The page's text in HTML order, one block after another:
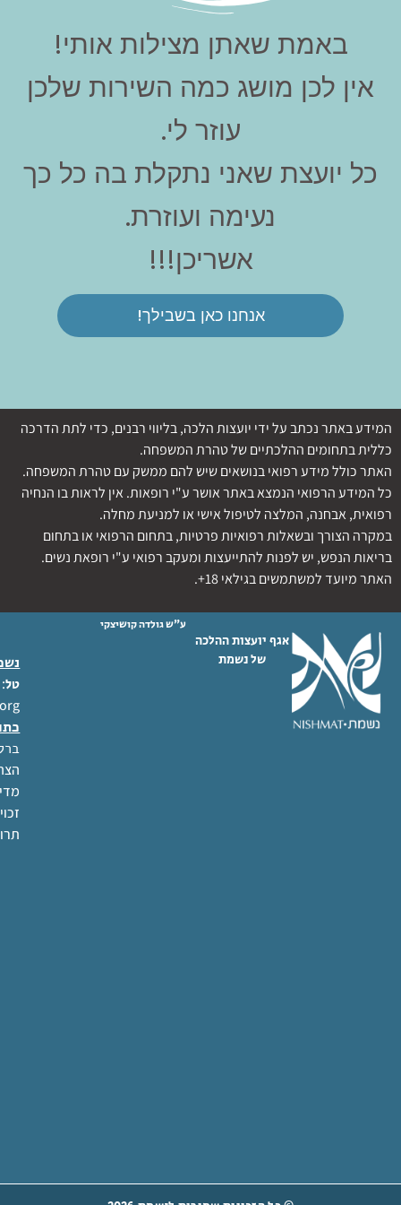
באמת שאתן מצילות אותי!
אין לכן מושג כמה השירות שלכן
עוזר לי.
כל יועצת שאני נתקלת בה כל כך
נעימה ועוזרת.
אשריכן!!!
אנחנו כאן בשבילך!
המידע באתר נכתב על ידי יועצות הלכה, בליווי רבנים, כדי לתת הדרכה
כללית בתחומים ההלכתיים של טהרת המשפחה.
האתר כולל מידע רפואי בנושאים שיש להם ממשק עם טהרת המשפחה.
כל המידע הרפואי הנמצא באתר אושר ע"י רופאות. אין לראות בו הנחיה
רפואית, אבחנה, המלצה לטיפול אישי או למניעת מחלה.
במקרה הצורך ובשאלות רפואיות פרטיות, בתחום הרפואי או בתחום
בריאות הנפש, יש לפנות להתייעצות ומעקב רפואי ע"י רופאת נשים.
האתר מיועד למשתמשים בגילאי 18+.
אגף יועצות ההלכה
של נשמת
ע"ש גולדה קושיצקי
טל: 02-6404333
ברל